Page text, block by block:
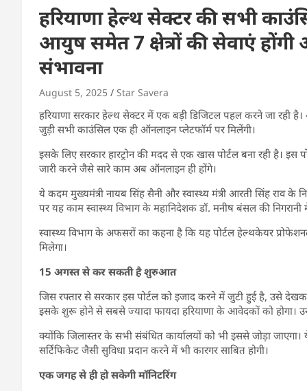
हरियाणा हेल्थ सेक्टर की सभी
आयुष समेत 7 क्षेत्रों की सेवाएं
संभावना
August 5, 2025 Star Savera
हरियाणा सरकार हेल्थ सेक्टर में एक बड़ी डिजिटल पहल करने जा रही
जुड़ी सभी काउंसिल एक ही ऑनलाइन प्लेटफॉर्म पर मिलेंगी।
इसके लिए सरकार हारट्रोन की मदद से एक खास पोर्टल बना रही है।
जारी करने जैसे सारे काम अब ऑनलाइन ही होंगे।
ये कदम मुख्यमंत्री नायब सिंह सैनी और स्वास्थ्य मंत्री आरती सिंह राव के
पर यह काम स्वास्थ्य विभाग के महानिदेशक डॉ. मनीष बंसल की निगरानी
स्वास्थ्य विभाग के अफसरों का कहना है कि यह पोर्टल हेल्थकेयर
मिलेगा।
15 अगस्त से कर सकती है शुरुआत
जिस रफ्तार से सरकार इस पोर्टल को इजाद करने में जुटी हुई है, उसे
इसके शुरू होने से सबसे ज्यादा फायदा हरियाणा के आवेदकों को होगा।
क्योंकि जिलास्तर के सभी संबंधित कार्यालयों को भी इससे जोड़ा
सर्टिफिकेट जैसी सुविधा प्रदान करने में भी कारगर साबित होगी।
एक जगह से ही हो सकेगी मॉनिटरिंग